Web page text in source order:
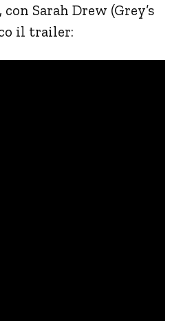
Sarah Drew (Grey’s
il trailer: